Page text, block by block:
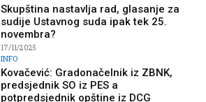
Skupština nastavlja rad, glasanje za
sudije Ustavnog suda ipak tek 25.
novembra?
17/11/2025
INFO
Kovačević: Gradonačelnik iz ZBNK,
predsjednik SO iz PES a
potpredsjednik opštine iz DCG